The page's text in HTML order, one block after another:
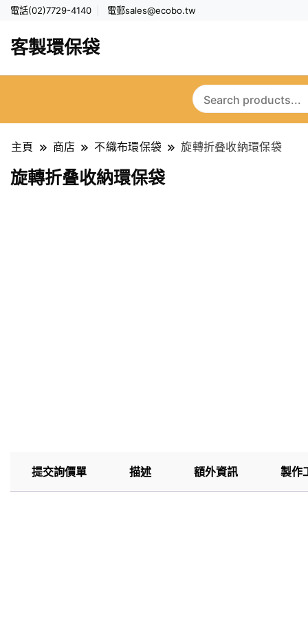
電話(02)7729-4140 電郵sales@ecobo.tw
客製環保袋
主頁 商店 不織布環保袋 旋轉折叠收納環保袋
旋轉折叠收納環保袋
提交詢價單 描述 額外資訊 製作